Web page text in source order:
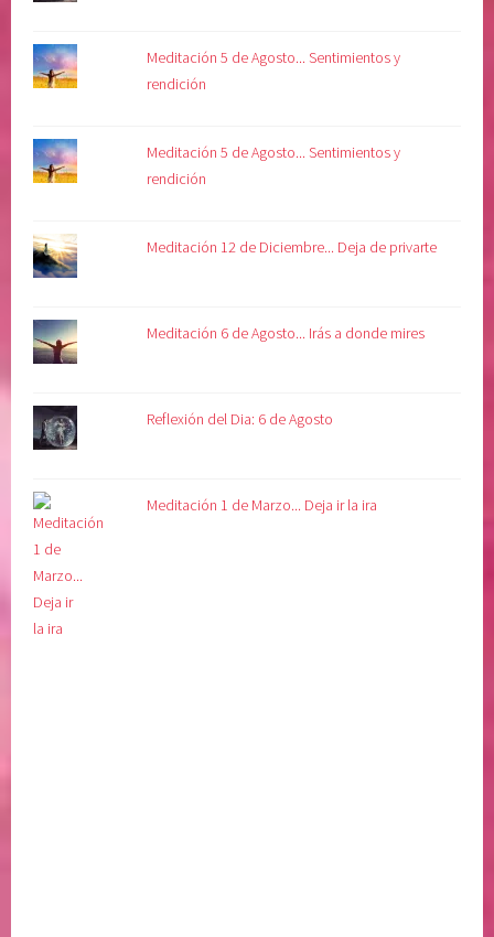
Meditación 5 de Agosto... Sentimientos y
rendición
Meditación 5 de Agosto... Sentimientos y
rendición
Meditación 12 de Diciembre... Deja de privarte
Meditación 6 de Agosto... Irás a donde mires
Reflexión del Dia: 6 de Agosto
Meditación 1 de Marzo... Deja ir la ira